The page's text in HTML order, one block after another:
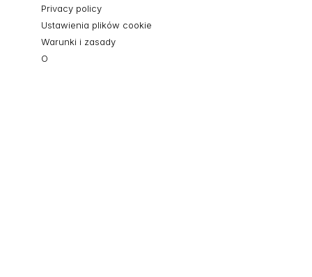
Privacy policy
Ustawienia plików cookie
Warunki i zasady
O